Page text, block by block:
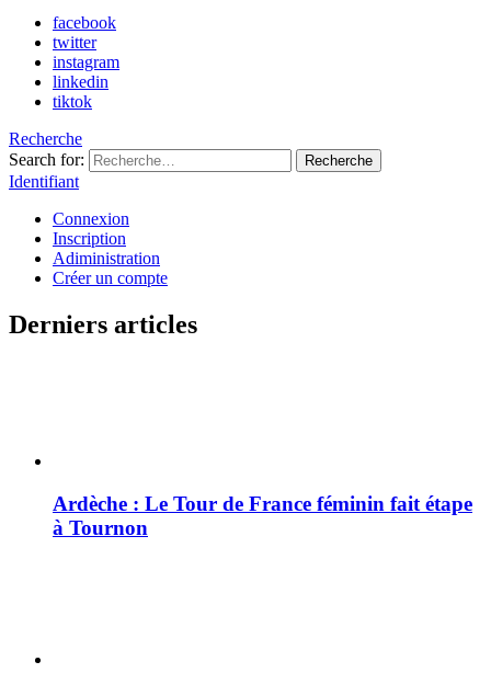
facebook
twitter
instagram
linkedin
tiktok
Recherche
Search for:
Recherche
Identifiant
Connexion
Inscription
Adiministration
Créer un compte
Derniers articles
Ardèche : Le Tour de France féminin fait étape
à Tournon